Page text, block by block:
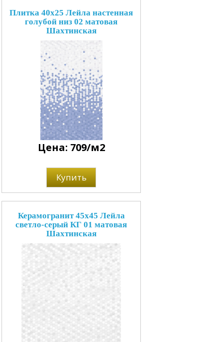
Плитка 40x25 Лейла настенная
голубой низ 02 матовая
Шахтинская
Цена: 709/м2
Купить
Керамогранит 45x45 Лейла
светло-серый КГ 01 матовая
Шахтинская